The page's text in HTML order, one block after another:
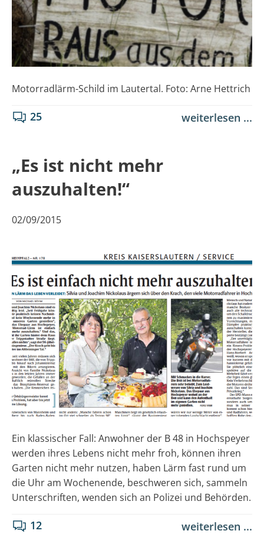
Motorradlärm-Schild im Lautertal. Foto: Arne Hettrich
25 weiterlesen ...
„Es ist nicht mehr
auszuhalten!“
02/09/2015
Ein klassischer Fall: Anwohner der B 48 in Hochspeyer
werden ihres Lebens nicht mehr froh, können ihren
Garten nicht mehr nutzen, haben Lärm fast rund um
die Uhr am Wochenende, beschweren sich, sammeln
Unterschriften, wenden sich an Polizei und Behörden.
12 weiterlesen ...